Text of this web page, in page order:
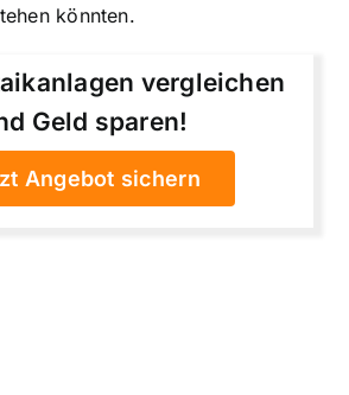
könnten.
vergleichen
Geld sparen!
Angebot sichern